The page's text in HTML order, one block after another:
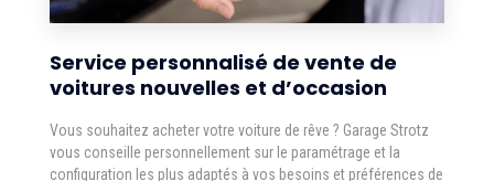
Service personnalisé de vente de
voitures nouvelles et d’occasion
Vous souhaitez acheter votre voiture de rêve ? Garage Strotz
vous conseille personnellement sur le paramétrage et la
configuration les plus adaptés à vos besoins et préférences de